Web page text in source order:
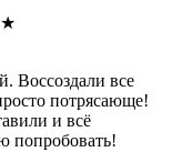
★
Воссоздали все
потрясающе!
и всё
попробовать!